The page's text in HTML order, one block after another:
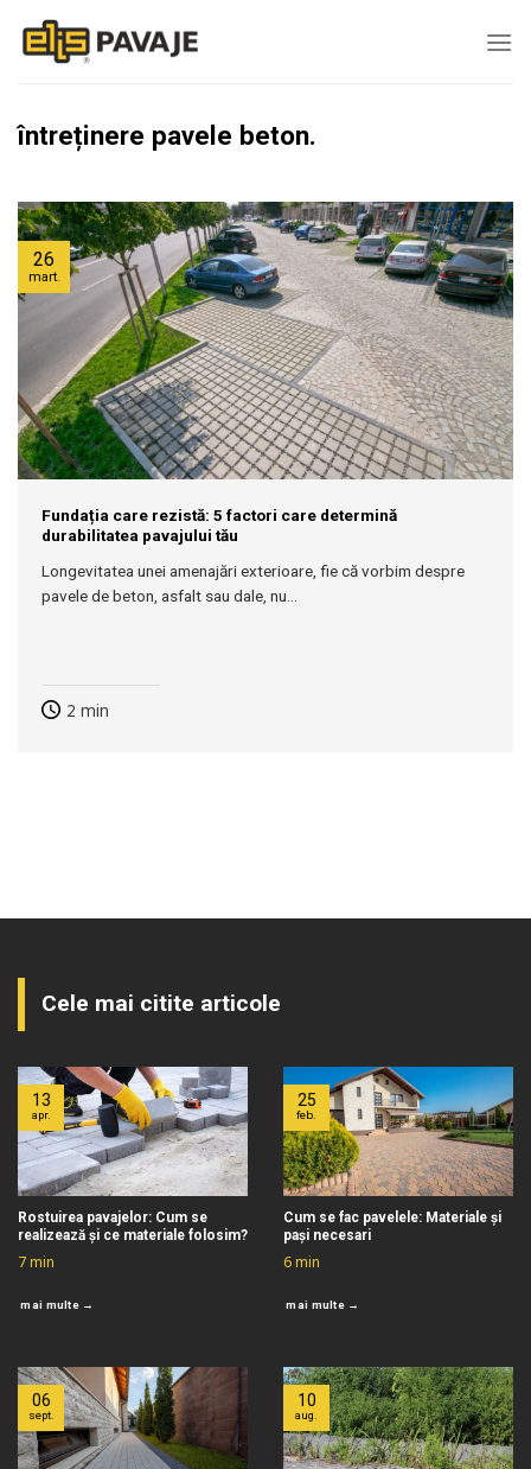
întreținere pavele beton.
Fundația care rezistă: 5 factori care determină
durabilitatea pavajului tău
Longevitatea unei amenajări exterioare, fie că vorbim despre
pavele de beton, asfalt sau dale, nu...
2 min
26
mart.
Cele mai citite articole
Rostuirea pavajelor: Cum se
realizează și ce materiale folosim?
7min
mai multe →
13
apr.
Cum se fac pavelele: Materiale și
pași necesari
6min
mai multe →
25
feb.
06
sept.
10
aug.